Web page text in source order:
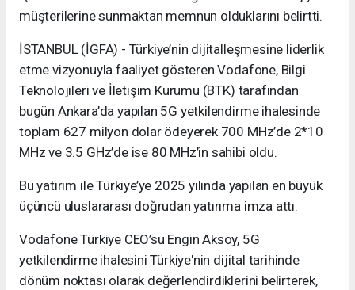
müşterilerine sunmaktan memnun olduklarını belirtti.
İSTANBUL (İGFA) - Türkiye’nin dijitalleşmesine liderlik
etme vizyonuyla faaliyet gösteren Vodafone, Bilgi
Teknolojileri ve İletişim Kurumu (BTK) tarafından
bugün Ankara’da yapılan 5G yetkilendirme ihalesinde
toplam 627 milyon dolar ödeyerek 700 MHz’de 2*10
MHz ve 3.5 GHz’de ise 80 MHz’in sahibi oldu.
Bu yatırım ile Türkiye’ye 2025 yılında yapılan en büyük
üçüncü uluslararası doğrudan yatırıma imza attı.
Vodafone Türkiye CEO’su Engin Aksoy, 5G
yetkilendirme ihalesini Türkiye'nin dijital tarihinde
dönüm noktası olarak değerlendirdiklerini belirterek,